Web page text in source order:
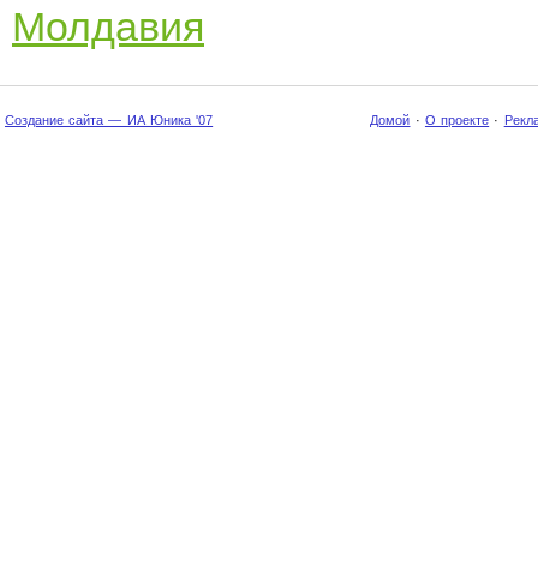
Молдавия
Создание сайта — ИА Юника '07 Домой · О проекте ·